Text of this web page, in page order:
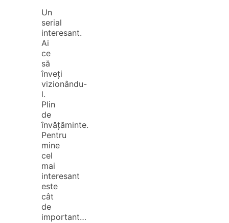
Un
serial
interesant.
Ai
ce
să
înveți
vizionându-
l.
Plin
de
învățăminte.
Pentru
mine
cel
mai
interesant
este
cât
de
important…